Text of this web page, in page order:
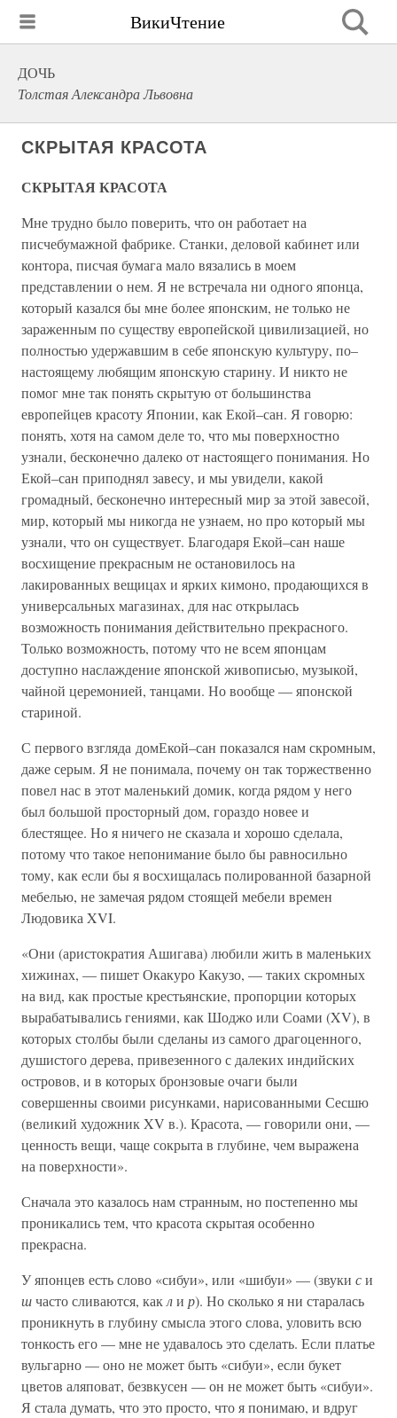
ВикиЧтение
ДОЧЬ
Толстая Александра Львовна
СКРЫТАЯ КРАСОТА
СКРЫТАЯ КРАСОТА
Мне трудно было поверить, что он работает на
писчебумажной фабрике. Станки, деловой кабинет или
контора, писчая бумага мало вязались в моем
представлении о нем. Я не встречала ни одного японца,
который казался бы мне более японским, не только не
зараженным по существу европейской цивилизацией, но
полностью удержавшим в себе японскую культуру, по–
настоящему любящим японскую старину. И никто не
помог мне так понять скрытую от большинства
европейцев красоту Японии, как Екой–сан. Я говорю:
понять, хотя на самом деле то, что мы поверхностно
узнали, бесконечно далеко от настоящего понимания. Но
Екой–сан приподнял завесу, и мы увидели, какой
громадный, бесконечно интересный мир за этой завесой,
мир, который мы никогда не узнаем, но про который мы
узнали, что он существует. Благодаря Екой–сан наше
восхищение прекрасным не остановилось на
лакированных вещицах и ярких кимоно, продающихся в
универсальных магазинах, для нас открылась
возможность понимания действительно прекрасного.
Только возможность, потому что не всем японцам
доступно наслаждение японской живописью, музыкой,
чайной церемонией, танцами. Но вообще — японской
стариной.
С первого взгляда домЕкой–сан показался нам скромным,
даже серым. Я не понимала, почему он так торжественно
повел нас в этот маленький домик, когда рядом у него
был большой просторный дом, гораздо новее и
блестящее. Но я ничего не сказала и хорошо сделала,
потому что такое непонимание было бы равносильно
тому, как если бы я восхищалась полированной базарной
мебелью, не замечая рядом стоящей мебели времен
Людовика XVI.
«Они (аристократия Ашигава) любили жить в маленьких
хижинах, — пишет Окакуро Какузо, — таких скромных
на вид, как простые крестьянские, пропорции которых
вырабатывались гениями, как Шоджо или Соами (XV), в
которых столбы были сделаны из самого драгоценного,
душистого дерева, привезенного с далеких индийских
островов, и в которых бронзовые очаги были
совершенны своими рисунками, нарисованными Сесшю
(великий художник XV в.). Красота, — говорили они, —
ценность вещи, чаще сокрыта в глубине, чем выражена
на поверхности».
Сначала это казалось нам странным, но постепенно мы
проникались тем, что красота скрытая особенно
прекрасна.
У японцев есть слово «сибуи», или «шибуи» — (звуки си
шчасто сливаются, какли р). Но сколько я ни старалась
проникнуть в глубину смысла этого слова, уловить всю
тонкость его — мне не удавалось это сделать. Если платье
вульгарно — оно не может быть «сибуи», если букет
цветов аляповат, безвкусен — он не может быть «сибуи».
Я стала думать, что это просто, что я понимаю, и вдруг